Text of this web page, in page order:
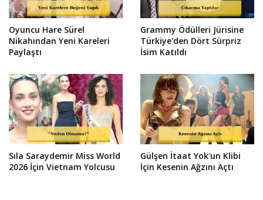
Oyuncu Hare Sürel
Nikahından Yeni Kareleri
Paylaştı
Grammy Ödülleri Jürisine
Türkiye'den Dört Sürpriz
İsim Katıldı
Sıla Saraydemir Miss World
2026 İçin Vietnam Yolcusu
Gülşen İtaat Yok'un Klibi
İçin Kesenin Ağzını Açtı